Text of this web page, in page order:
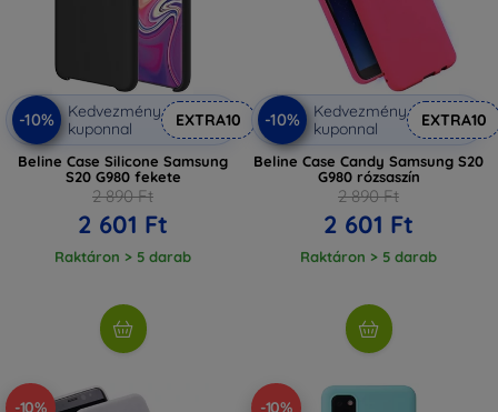
-10%
Kedvezmény
kuponnal
EXTRA10
Beline Case Silicone Samsung
S20 G980 fekete
2 890 Ft
2 601 Ft
Raktáron > 5 darab
-10%
Kedvezmény
kuponnal
EXTRA10
Beline Case Candy Samsung S20
G980 rózsaszín
2 890 Ft
2 601 Ft
Raktáron > 5 darab
-10% -10%